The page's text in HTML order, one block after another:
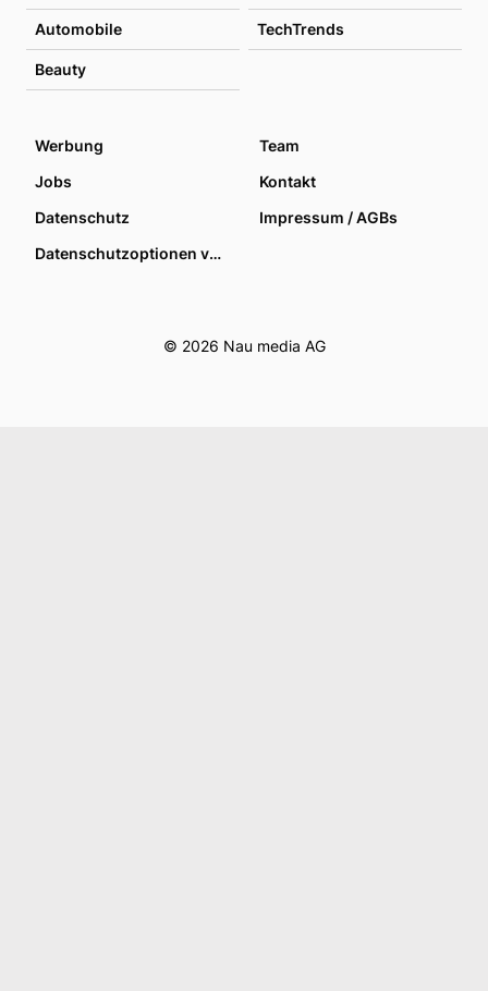
Automobile TechTrends
Beauty
Werbung
Team
Jobs
Kontakt
Datenschutz
Impressum / AGBs
Datenschutzoptionen verwalten
© 2026 Nau media AG